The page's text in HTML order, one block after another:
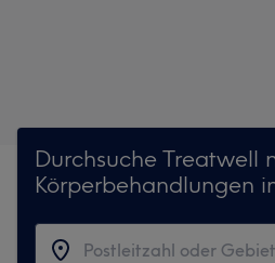
Durchsuche Treatwell
Körperbehandlungen